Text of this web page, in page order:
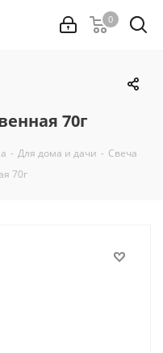
0
70г
- Для дома и дачи - Свеча
70г